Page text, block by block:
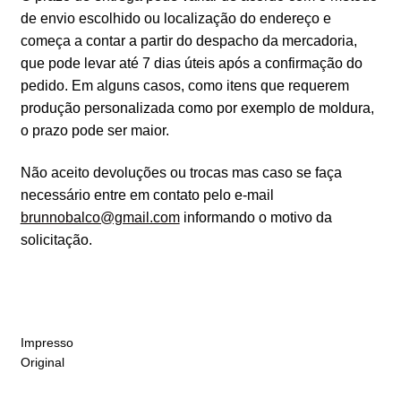
de envio escolhido ou localização do endereço e
começa a contar a partir do despacho da mercadoria,
que pode levar até 7 dias úteis após a confirmação do
pedido. Em alguns casos, como itens que requerem
produção personalizada como por exemplo de moldura,
o prazo pode ser maior.
Não aceito devoluções ou trocas mas caso se faça
necessário entre em contato pelo e-mail
brunnobalco@gmail.cominformando o motivo da
solicitação.
Impresso
Original